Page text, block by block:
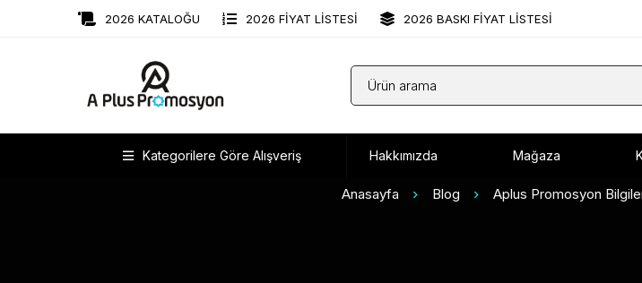
2026 KATALOĞU 2026 FİYAT LİSTESİ 2026 BASKI FİYAT LİSTESİ
Kategorilere Göre Alışveriş Hakkımızda Mağaza
Anasayfa Blog Aplus Promosyon